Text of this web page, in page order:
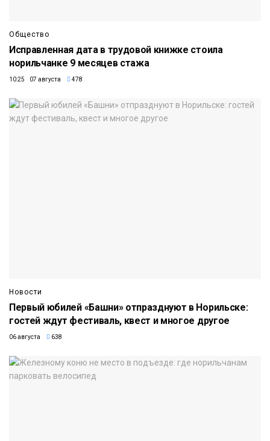
Общество
Исправленная дата в трудовой книжке стоила
норильчанке 9 месяцев стажа
10:25 07 августа 478
Новости
Первый юбилей «Башни» отпразднуют в Норильске:
гостей ждут фестиваль, квест и многое другое
06 августа 638